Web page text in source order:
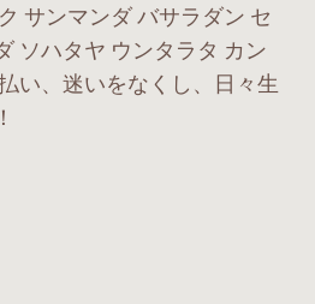
サンマンダ バサラダン セ
ソハタヤ ウンタラタ カン
い、迷いをなくし、日々生